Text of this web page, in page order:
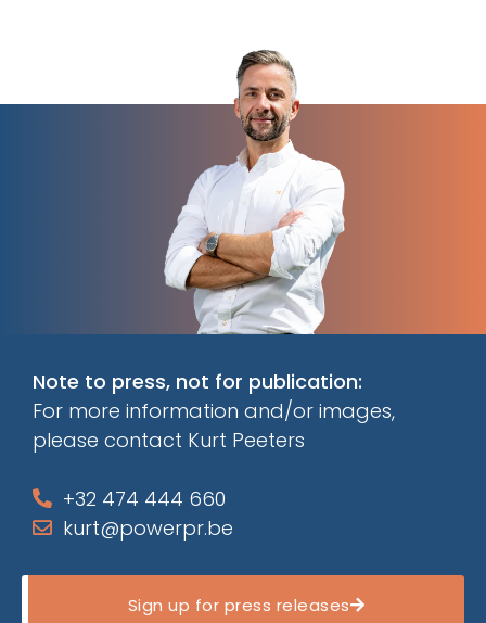
Note to press, not for publication:
For more information and/or images,
please contact Kurt Peeters
+32 474 444 660
kurt@powerpr.be
Sign up for press releases